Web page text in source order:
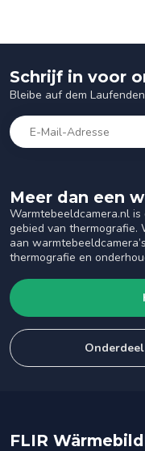
Meer dan een
Warmtebeeldcamera.nl
gebied van thermografie.
aan
thermografie en
Schrijf in voor
Bleibe auf dem
FLIR